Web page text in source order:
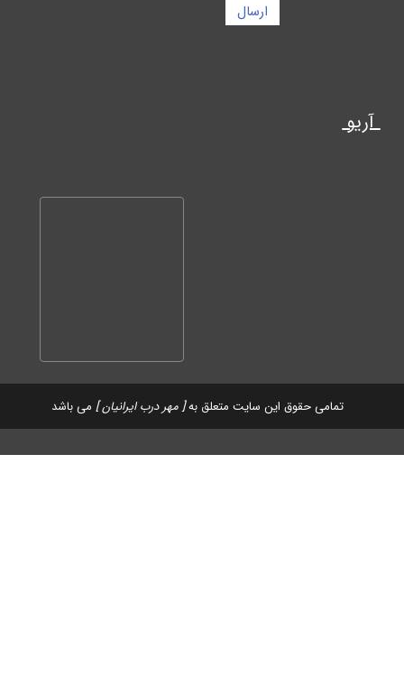
ارسال
تمامی حقوق این سایت متعلق به[ مهر درب ایرانیان ] می باشد
آریو